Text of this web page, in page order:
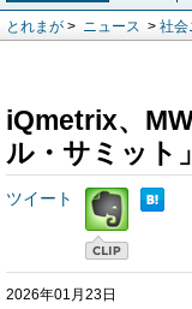
とれまが > ニュース > 社会
iQmetrix、
ル・サミット
ツイート
2026年01月23日